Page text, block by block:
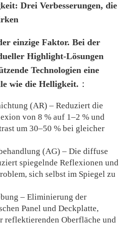
Drei Verbesserungen, die
einzige Faktor. Bei der
Highlight-Lösungen
Technologien eine
wie die Helligkeit. ：
(AR) – Reduziert die
von 8 % auf 1–2 % und
um 30–50 % bei gleicher
(AG) – Die diffuse
spiegelnde Reflexionen und
sich selbst im Spiegel zu
– Eliminierung der
Panel und Deckplatte,
reflektierenden Oberfläche und